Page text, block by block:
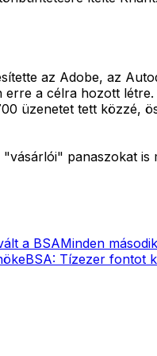
az Adobe, az
a célra hozott
üzenetet tett közzé,
panaszokat
a BSAMinden
BSA: Tízezer fontot